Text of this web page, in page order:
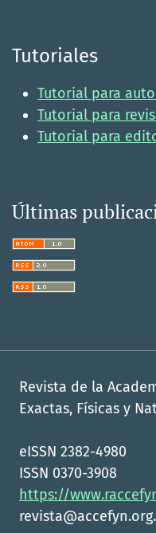
Tutoriales
Tutorial para
Tutorial para
Tutorial para
Últimas
Revista de la
Exactas, Físicas y
eISSN 2382-4980
ISSN 0370-3908
https://